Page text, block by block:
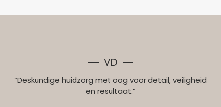
VD
“Deskundige huidzorg met oog voor detail, veiligheid
en resultaat.”